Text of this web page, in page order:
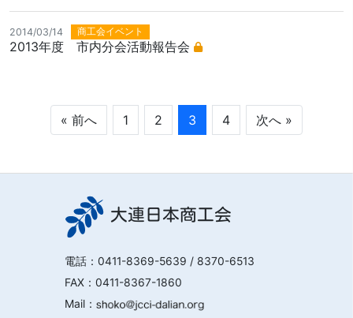
2014/03/14 商工会イベント
2013年度 市内分会活動報告会
« 前へ 1 2 3 4 次へ »
大連日本商工会
電話： 0411-8369-5639 / 8370-6513
FAX：0411-8367-1860
Mail：